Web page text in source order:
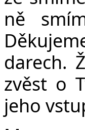
ně
darech.
zvěst o
jeho